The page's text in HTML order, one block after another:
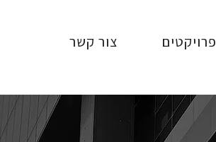
פרויקטים צור קשר